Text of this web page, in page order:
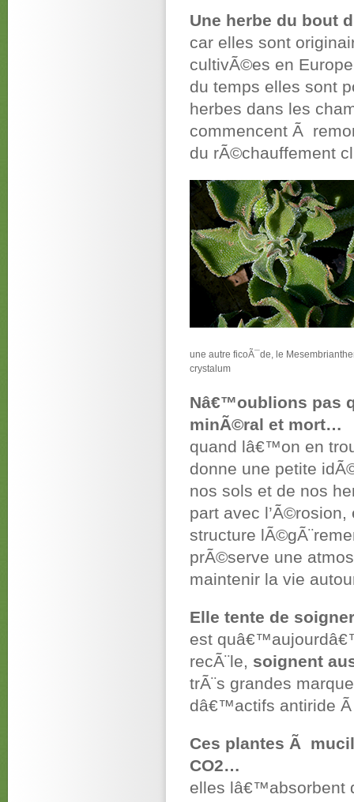
Une herbe du bout
car elles sont
cultivÃ©es en
du temps elles sont
herbes dans les
commencent Ã
du rÃ©chauffement
une autre ficoÃ¯de, le
crystalum
Nâ€™oublions pas
minÃ©ral et mort…
quand lâ€™on en
donne une petite
nos sols et de nos
part avec
structure
prÃ©serve une
maintenir la vie
Elle tente de
est
recÃ¨le, soignent
trÃ¨s grandes
dâ€™actifs antiride
Ces plantes Ã
CO2…
elles lâ€™absorbent